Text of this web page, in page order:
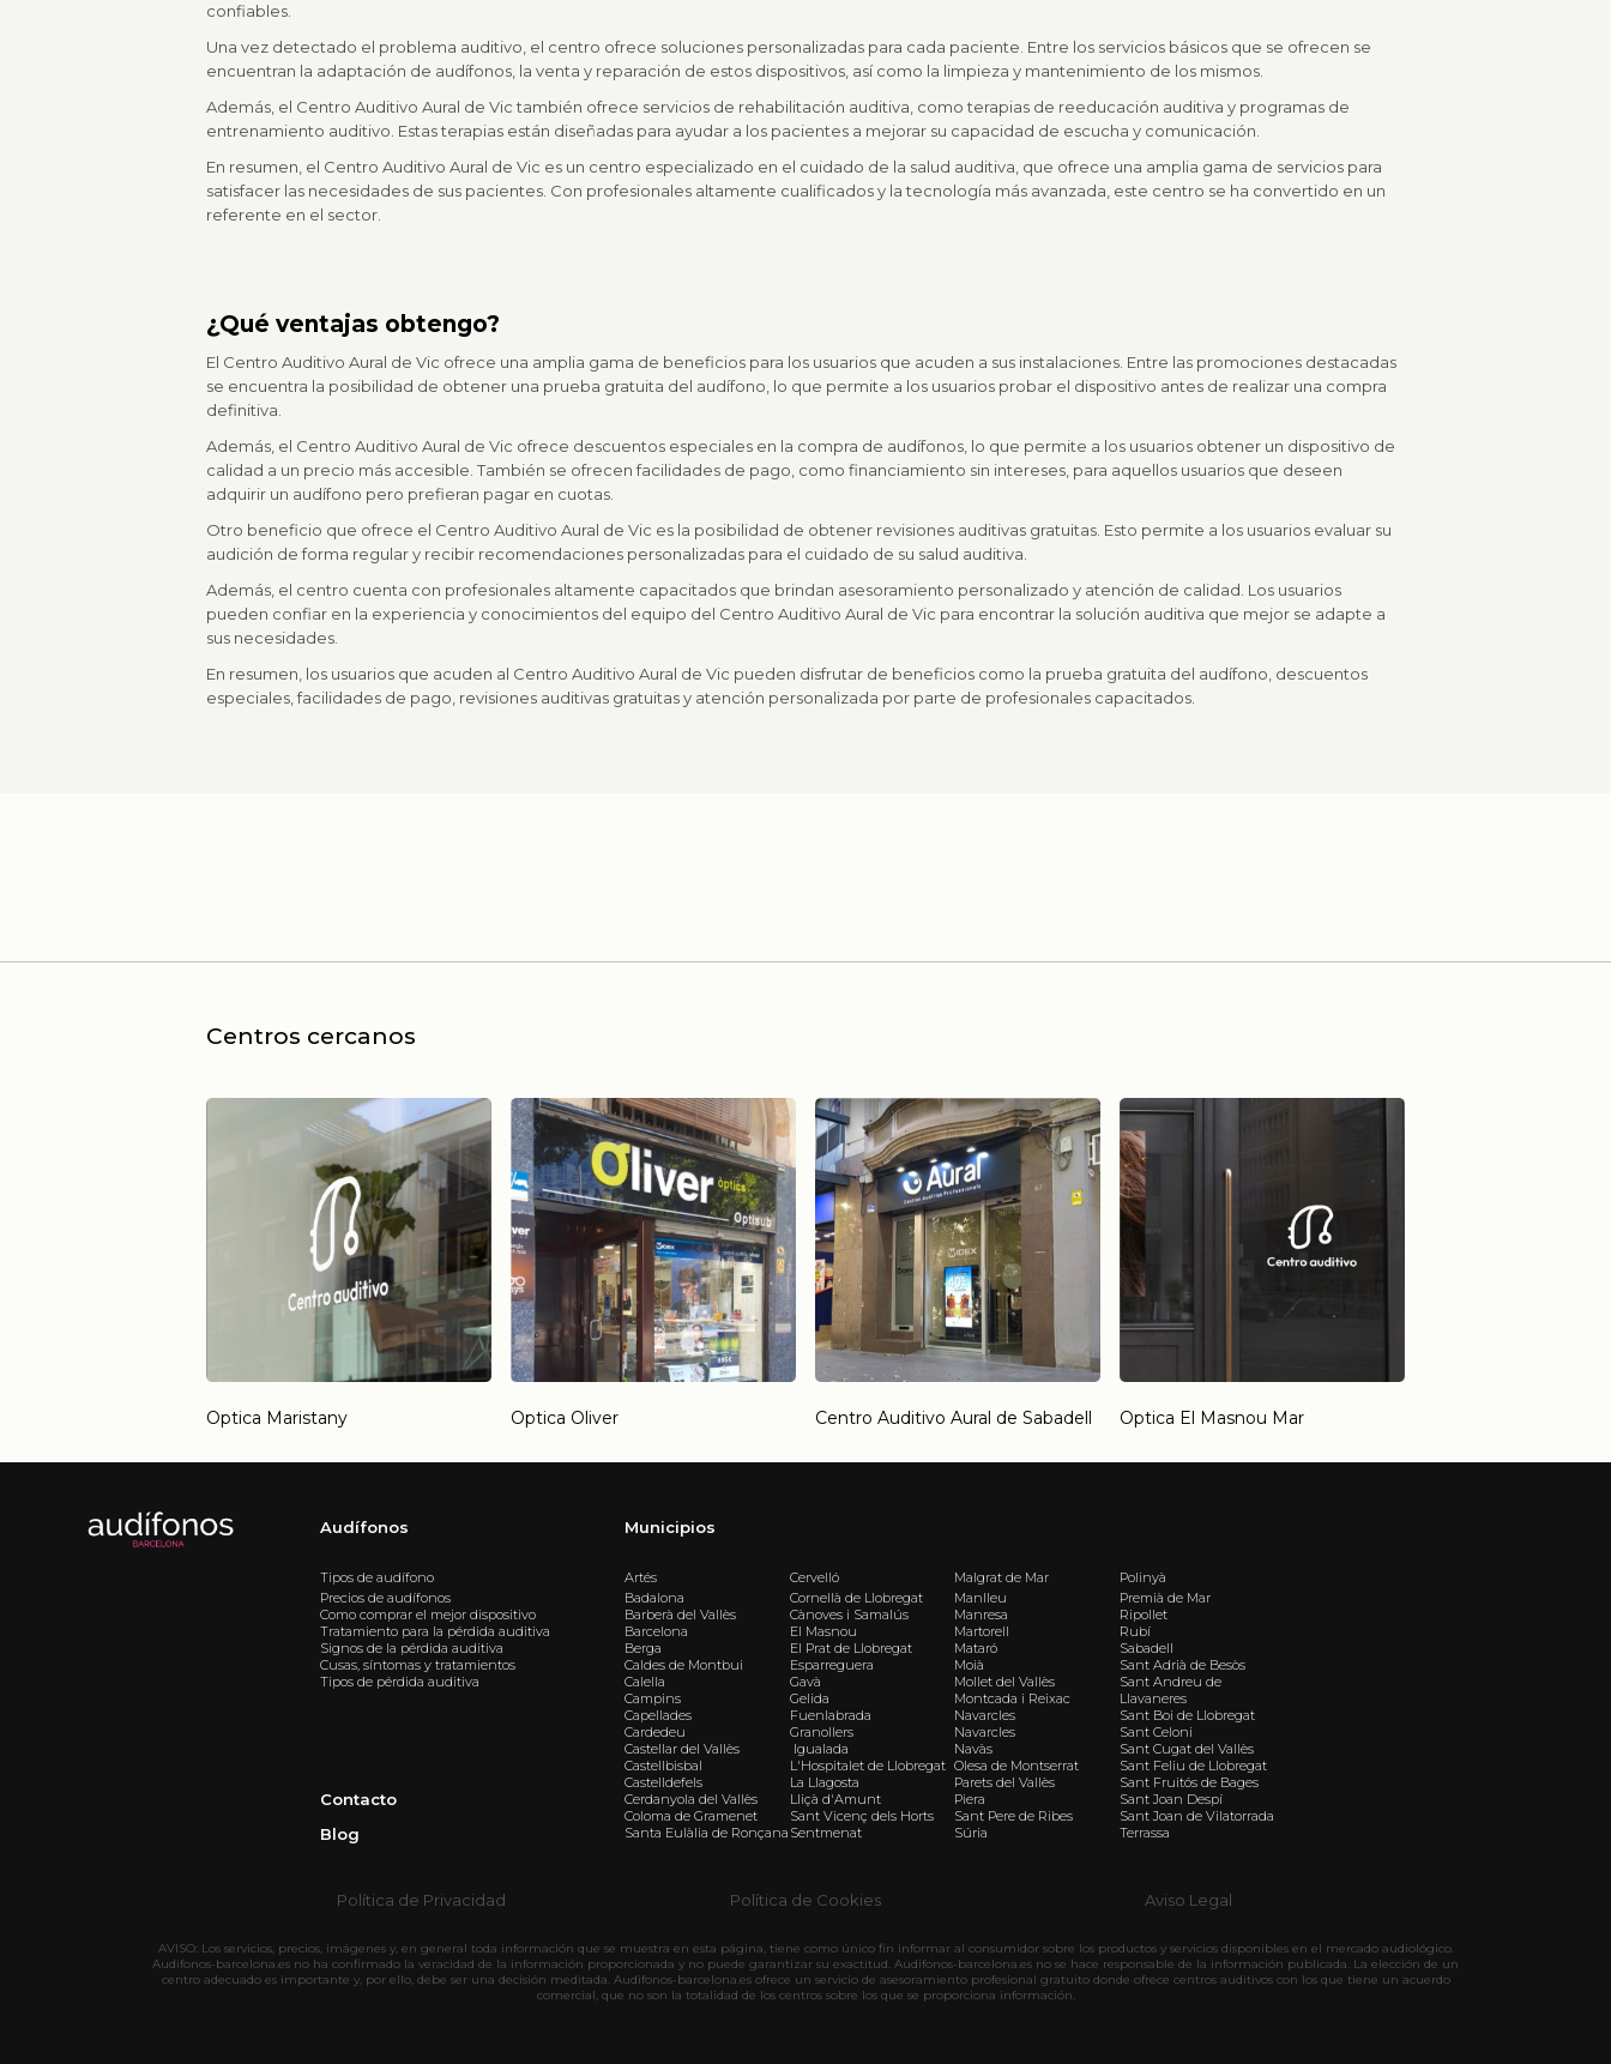
confiables.
Una vez detectado el problema auditivo, el centro ofrece soluciones personalizadas para cada paciente. Entre los servicios básicos que se ofrecen se
encuentran la adaptación de audífonos, la venta y reparación de estos dispositivos, así como la limpieza y mantenimiento de los mismos.
Además, el Centro Auditivo Aural de Vic también ofrece servicios de rehabilitación auditiva, como terapias de reeducación auditiva y programas de
entrenamiento auditivo. Estas terapias están diseñadas para ayudar a los pacientes a mejorar su capacidad de escucha y comunicación.
En resumen, el Centro Auditivo Aural de Vic es un centro especializado en el cuidado de la salud auditiva, que ofrece una amplia gama de servicios para
satisfacer las necesidades de sus pacientes. Con profesionales altamente cualificados y la tecnología más avanzada, este centro se ha convertido en un
referente en el sector.
¿Qué ventajas obtengo?
El Centro Auditivo Aural de Vic ofrece una amplia gama de beneficios para los usuarios que acuden a sus instalaciones. Entre las promociones destacadas
se encuentra la posibilidad de obtener una prueba gratuita del audífono, lo que permite a los usuarios probar el dispositivo antes de realizar una compra
definitiva.
Además, el Centro Auditivo Aural de Vic ofrece descuentos especiales en la compra de audífonos, lo que permite a los usuarios obtener un dispositivo de
calidad a un precio más accesible. También se ofrecen facilidades de pago, como financiamiento sin intereses, para aquellos usuarios que deseen
adquirir un audífono pero prefieran pagar en cuotas.
Otro beneficio que ofrece el Centro Auditivo Aural de Vic es la posibilidad de obtener revisiones auditivas gratuitas. Esto permite a los usuarios evaluar su
audición de forma regular y recibir recomendaciones personalizadas para el cuidado de su salud auditiva.
Además, el centro cuenta con profesionales altamente capacitados que brindan asesoramiento personalizado y atención de calidad. Los usuarios
pueden confiar en la experiencia y conocimientos del equipo del Centro Auditivo Aural de Vic para encontrar la solución auditiva que mejor se adapte a
sus necesidades.
En resumen, los usuarios que acuden al Centro Auditivo Aural de Vic pueden disfrutar de beneficios como la prueba gratuita del audífono, descuentos
especiales, facilidades de pago, revisiones auditivas gratuitas y atención personalizada por parte de profesionales capacitados.
Centros cercanos
Optica Maristany Optica Oliver Centro Auditivo Aural de Sabadell Optica El Masnou Mar
Audífonos
Tipos de audífono
Precios de audífonos
Como comprar el mejor dispositivo
Tratamiento para la pérdida auditiva
Signos de la pérdida auditiva
Cusas, síntomas y tratamientos
Tipos de pérdida auditiva
Contacto
Blog
Municipios
Artés
Badalona
Barberà del Vallès
Barcelona
Berga
Caldes de Montbui
Calella
Campins
Capellades
Cardedeu
Castellar del Vallès
Castellbisbal
Castelldefels
Cerdanyola del Vallès
Coloma de Gramenet
Santa Eulàlia de Ronçana
Cervelló
Cornellà de Llobregat
Cànoves i Samalús
El Masnou
El Prat de Llobregat
Esparreguera
Gavà
Gelida
Fuenlabrada
Granollers
Igualada
L'Hospitalet de Llobregat
La Llagosta
Lliçà d'Amunt
Sant Vicenç dels Horts
Sentmenat
Malgrat de Mar
Manlleu
Manresa
Martorell
Mataró
Moià
Mollet del Vallès
Montcada i Reixac
Navarcles
Navarcles
Navàs
Olesa de Montserrat
Parets del Vallès
Piera
Sant Pere de Ribes
Súria
Polinyà
Premià de Mar
Ripollet
Rubí
Sabadell
Sant Adrià de Besòs
Sant Andreu de
Llavaneres
Sant Boi de Llobregat
Sant Celoni
Sant Cugat del Vallès
Sant Feliu de Llobregat
Sant Fruitós de Bages
Sant Joan Despí
Sant Joan de Vilatorrada
Terrassa
Política de Privacidad Política de Cookies Aviso Legal
AVISO: Los servicios, precios, imágenes y, en general toda información que se muestra en esta página, tiene como único fin informar al consumidor sobre los productos y servicios disponibles en el mercado audiológico.
Audifonos-barcelona.es no ha confirmado la veracidad de la información proporcionada y no puede garantizar su exactitud. Audifonos-barcelona.es no se hace responsable de la información publicada. La elección de un
centro adecuado es importante y, por ello, debe ser una decisión meditada. Audifonos-barcelona.es ofrece un servicio de asesoramiento profesional gratuito donde ofrece centros auditivos con los que tiene un acuerdo
comercial, que no son la totalidad de los centros sobre los que se proporciona información.